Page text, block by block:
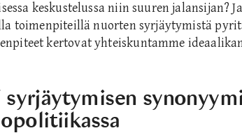
keskustelussa niin suuren jalansijan?
toimenpiteillä nuorten syrjäytymistä
kertovat yhteiskuntamme
syrjäytymisen